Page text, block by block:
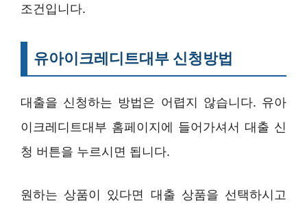
조건입니다.
유아이크레디트대부 신청방법
대출을 신청하는 방법은 어렵지 않습니다. 유아
이크레디트대부 홈페이지에 들어가셔서 대출 신
청 버튼을 누르시면 됩니다.
원하는 상품이 있다면 대출 상품을 선택하시고